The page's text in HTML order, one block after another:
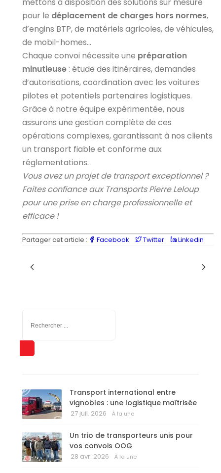
pour le déplacement de charges hors normes,
d’engins BTP, de matériels agricoles, de véhicules,
de mobil-homes...
Chaque convoi nécessite une préparation
minutieuse : étude des itinéraires, demandes
d’autorisations, coordination avec les voitures
pilotes et potentiels partenaires logistiques.
Grâce à notre équipe expérimentée, nous
assurons une gestion complète de ces
opérations complexes, garantissant à nos clients
un transport fiable et conforme aux
réglementations.
Vous avez un projet de transport exceptionnel ?
Faites confiance aux Transports Pierre Leloup
pour une prise en charge professionnelle et
efficace !
Partager cet article : Facebook Twitter Linkedin
Transport international entre
vignobles : une logistique maîtrisée
27 juil. 2026 À la une
Un trio de transporteurs unis pour
vos convois OOG
28 avr. 2026 À la une